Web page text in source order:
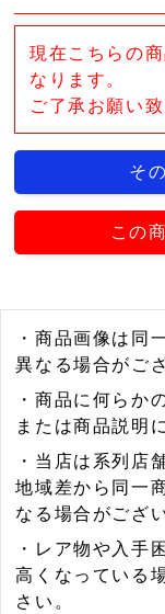
現在こちらの
なります。
ご了承お願い致
そ
この
・商品画像は同
異なる場合がご
・商品に何らか
または商品説明
・当店は系列店
地域差から同一
なる場合がござ
・レア物や入手
高くなっている
さい。